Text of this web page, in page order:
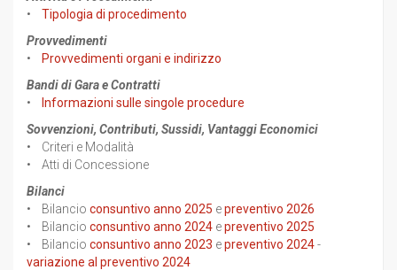
• Tipologia di procedimento
Provvedimenti
•
Provvedimenti organi e indirizzo
Bandi di Gara e Contratti
•
Informazioni sulle singole procedure
Sovvenzioni, Contributi, Sussidi, Vantaggi Economici
• Criteri e Modalità
• Atti di Concessione
Bilanci
• Bilancio consuntivo anno 2025 epreventivo 2026
• Bilancio consuntivo anno 2024 epreventivo 2025
• Bilancio consuntivo anno 2023 epreventivo 2024-
variazione al preventivo 2024